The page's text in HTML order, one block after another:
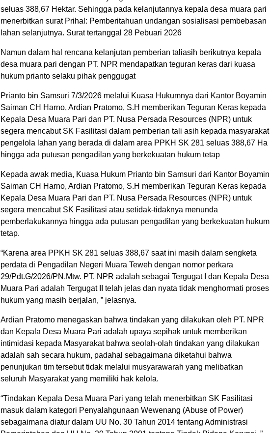
seluas 388,67 Hektar. Sehingga pada kelanjutannya kepala desa muara pari
menerbitkan surat Prihal: Pemberitahuan undangan sosialisasi pembebasan
lahan selanjutnya. Surat tertanggal 28 Pebuari 2026
Namun dalam hal rencana kelanjutan pemberian taliasih berikutnya kepala
desa muara pari dengan PT. NPR mendapatkan teguran keras dari kuasa
hukum prianto selaku pihak penggugat
Prianto bin Samsuri 7/3/2026 melalui Kuasa Hukumnya dari Kantor Boyamin
Saiman CH Harno, Ardian Pratomo, S.H memberikan Teguran Keras kepada
Kepala Desa Muara Pari dan PT. Nusa Persada Resources (NPR) untuk
segera mencabut SK Fasilitasi dalam pemberian tali asih kepada masyarakat
pengelola lahan yang berada di dalam area PPKH SK 281 seluas 388,67 Ha
hingga ada putusan pengadilan yang berkekuatan hukum tetap
Kepada awak media, Kuasa Hukum Prianto bin Samsuri dari Kantor Boyamin
Saiman CH Harno, Ardian Pratomo, S.H memberikan Teguran Keras kepada
Kepala Desa Muara Pari dan PT. Nusa Persada Resources (NPR) untuk
segera mencabut SK Fasilitasi atau setidak-tidaknya menunda
pemberlakukannya hingga ada putusan pengadilan yang berkekuatan hukum
tetap.
“Karena area PPKH SK 281 seluas 388,67 saat ini masih dalam sengketa
perdata di Pengadilan Negeri Muara Teweh dengan nomor perkara
29/Pdt.G/2026/PN.Mtw. PT. NPR adalah sebagai Tergugat I dan Kepala Desa
Muara Pari adalah Tergugat II telah jelas dan nyata tidak menghormati proses
hukum yang masih berjalan, ” jelasnya.
Ardian Pratomo menegaskan bahwa tindakan yang dilakukan oleh PT. NPR
dan Kepala Desa Muara Pari adalah upaya sepihak untuk memberikan
intimidasi kepada Masyarakat bahwa seolah-olah tindakan yang dilakukan
adalah sah secara hukum, padahal sebagaimana diketahui bahwa
penunjukan tim tersebut tidak melalui musyarawarah yang melibatkan
seluruh Masyarakat yang memiliki hak kelola.
“Tindakan Kepala Desa Muara Pari yang telah menerbitkan SK Fasilitasi
masuk dalam kategori Penyalahgunaan Wewenang (Abuse of Power)
sebagaimana diatur dalam UU No. 30 Tahun 2014 tentang Administrasi